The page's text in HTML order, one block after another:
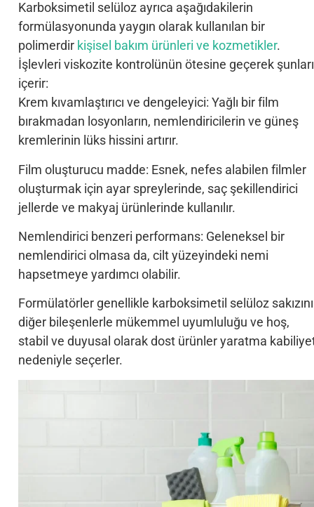
Karboksimetil selüloz ayrıca aşağıdakilerin
formülasyonunda yaygın olarak kullanılan bir
polimerdir kişisel bakım ürünleri ve kozmetikler.
İşlevleri viskozite kontrolünün ötesine geçerek şunları
içerir:
Krem kıvamlaştırıcı ve dengeleyici: Yağlı bir film
bırakmadan losyonların, nemlendiricilerin ve güneş
kremlerinin lüks hissini artırır.
Film oluşturucu madde: Esnek, nefes alabilen filmler
oluşturmak için ayar spreylerinde, saç şekillendirici
jellerde ve makyaj ürünlerinde kullanılır.
Nemlendirici benzeri performans: Geleneksel bir
nemlendirici olmasa da, cilt yüzeyindeki nemi
hapsetmeye yardımcı olabilir.
Formülatörler genellikle karboksimetil selüloz sakızını
diğer bileşenlerle mükemmel uyumluluğu ve hoş,
stabil ve duyusal olarak dost ürünler yaratma
nedeniyle seçerler.